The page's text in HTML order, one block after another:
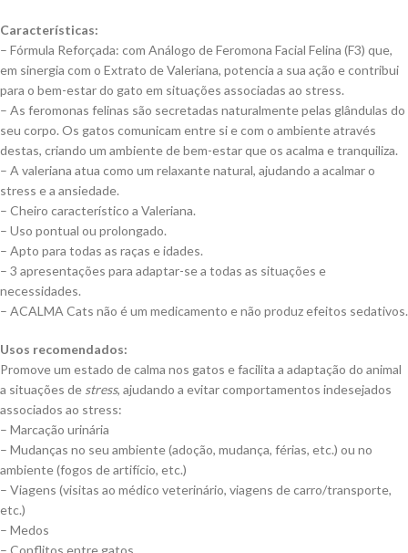
Características:
– Fórmula Reforçada: com Análogo de Feromona Facial Felina (F3) que,
em sinergia com o Extrato de Valeriana, potencia a sua ação e contribui
para o bem-estar do gato em situações associadas ao stress.
– As feromonas felinas são secretadas naturalmente pelas glândulas do
seu corpo. Os gatos comunicam entre si e com o ambiente através
destas, criando um ambiente de bem-estar que os acalma e tranquiliza.
– A valeriana atua como um relaxante natural, ajudando a acalmar o
stress e a ansiedade.
– Cheiro característico a Valeriana.
– Uso pontual ou prolongado.
– Apto para todas as raças e idades.
– 3 apresentações para adaptar-se a todas as situações e
necessidades.
– ACALMA Cats não é um medicamento e não produz efeitos sedativos.
Usos recomendados:
Promove um estado de calma nos gatos e facilita a adaptação do animal
a situações de stress, ajudando a evitar comportamentos indesejados
associados ao stress:
– Marcação urinária
– Mudanças no seu ambiente (adoção, mudança, férias, etc.) ou no
ambiente (fogos de artifício, etc.)
– Viagens (visitas ao médico veterinário, viagens de carro/transporte,
etc.)
– Medos
– Conflitos entre gatos